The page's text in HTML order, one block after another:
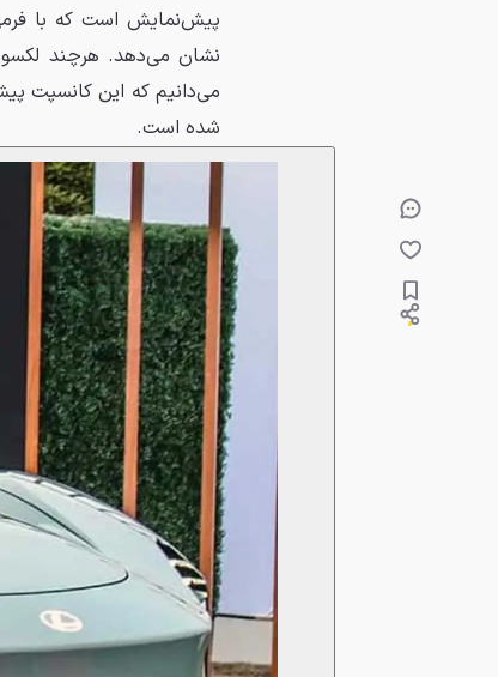
پیش‌نمایش است که با
نشان می‌دهد. هرچند
شده است.